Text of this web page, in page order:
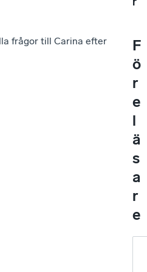
frågor till Carina efter
F
ö
r
e
l
ä
s
a
r
e